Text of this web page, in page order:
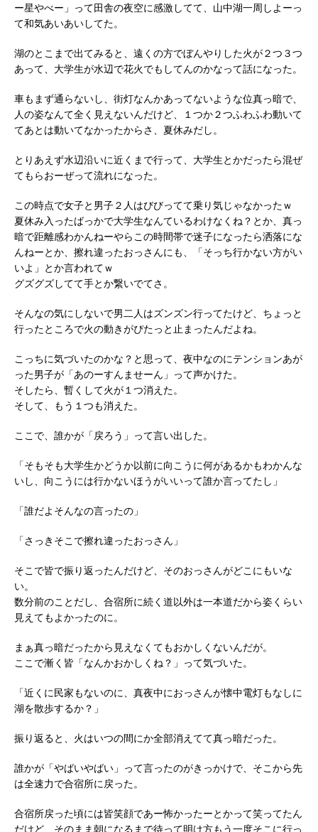
ー星やべー」って田舎の夜空に感激してて、山中湖一周しよーっ
て和気あいあいしてた。
湖のとこまで出てみると、遠くの方でぼんやりした火が２つ３つ
あって、大学生が水辺で花火でもしてんのかなって話になった。
車もまず通らないし、街灯なんかあってないような位真っ暗で、
人の姿なんて全く見えないんだけど、１つか２つふわふわ動いて
てあとは動いてなかったからさ、夏休みだし。
とりあえず水辺沿いに近くまで行って、大学生とかだったら混ぜ
てもらおーぜって流れになった。
この時点で女子と男子２人はびびってて乗り気じゃなかったｗ
夏休み入ったばっかで大学生なんているわけなくね？とか、真っ
暗で距離感わかんねーやらこの時間帯で迷子になったら洒落にな
んねーとか、擦れ違ったおっさんにも、「そっち行かない方がい
いよ」とか言われてｗ
グズグズしてて手とか繋いでてさ。
そんなの気にしないで男二人はズンズン行ってたけど、ちょっと
行ったところで火の動きがぴたっと止まったんだよね。
こっちに気づいたのかな？と思って、夜中なのにテンションあが
った男子が「あのーすんませーん」って声かけた。
そしたら、暫くして火が１つ消えた。
そして、もう１つも消えた。
ここで、誰かが「戻ろう」って言い出した。
「そもそも大学生かどうか以前に向こうに何があるかもわかんな
いし、向こうには行かないほうがいいって誰か言ってたし」
「誰だよそんなの言ったの」
「さっきそこで擦れ違ったおっさん」
そこで皆で振り返ったんだけど、そのおっさんがどこにもいな
い。
数分前のことだし、合宿所に続く道以外は一本道だから姿くらい
見えてもよかったのに。
まぁ真っ暗だったから見えなくてもおかしくないんだが。
ここで漸く皆「なんかおかしくね？」って気づいた。
「近くに民家もないのに、真夜中におっさんが懐中電灯もなしに
湖を散歩するか？」
振り返ると、火はいつの間にか全部消えてて真っ暗だった。
誰かが「やばいやばい」って言ったのがきっかけで、そこから先
は全速力で合宿所に戻った。
合宿所戻った頃には皆笑顔であー怖かったーとかって笑ってたん
だけど、そのまま朝になるまで待って明け方もう一度そこに行っ